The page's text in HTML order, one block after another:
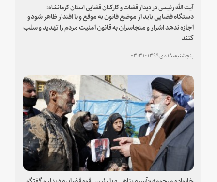
آیت الله رئیسی در دیدار قضات و کارکنان قضایی‌ استان کرمانشاه:
دستگاه قضایی باید از موضع قانون به موقع و با اقتدار ظاهر شود و
اجازه ندهد اشرار و متجاسران به قانون امنیت مردم را تهدید و سلب
کنند
پنجشنبه، ۱۸ دی ۱۳۹۹ - ۰۳:۳۱